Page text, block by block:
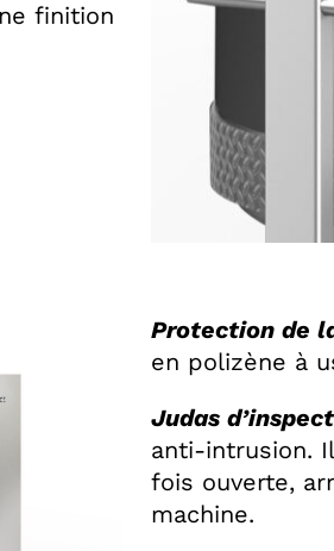
finition
Protection de
en polizène à
Judas
anti-intrusion.
fois ouverte,
machine.